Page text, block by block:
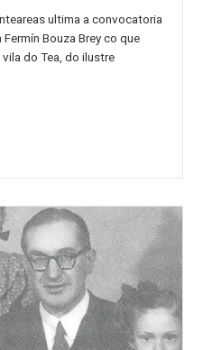
ultima a convocatoria
Bouza Brey co que
do Tea, do ilustre